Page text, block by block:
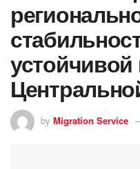
устойчивой
by Migration Service